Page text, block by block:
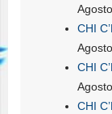
CHI
CHI
CHI